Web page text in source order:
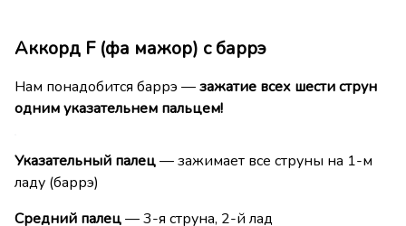
Аккорд F (фа мажор) с баррэ
Нам понадобится баррэ —зажатие всех шести струн
одним указательнем пальцем!
Указательный палец— зажимает все струны на 1-м
ладу (баррэ)
Средний палец— 3-я струна, 2-й лад